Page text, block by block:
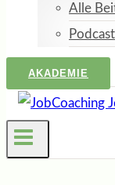
Alle
Podcast
AKADEMIE